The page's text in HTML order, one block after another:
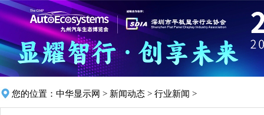
您的位置： 中华显示网 > 新闻动态 > 行业新闻 >